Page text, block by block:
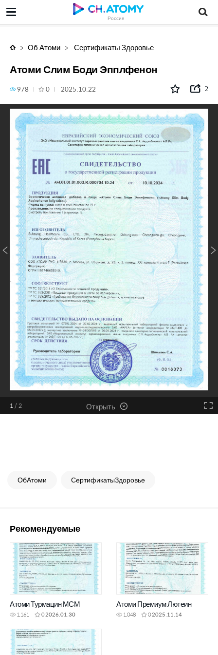
Россия
Атоми Слим Боди Эпплфенон
Об Атоми Сертификаты Здоровье
Атоми Слим Боди Эпплфенон
978 0 2025.10.22 2
1 / 2 Открыть
ОбАтоми СертификатыЗдоровье
Рекомендуемые
Атоми Турмацин МСМ
1,161 02026.01.30
Атоми Премиум Лютеин
1,048 02025.11.14